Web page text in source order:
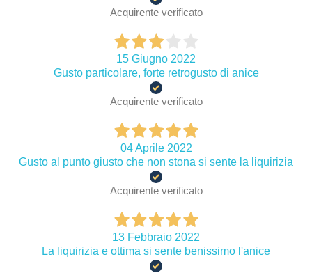
Acquirente verificato
15 Giugno 2022
Gusto particolare, forte retrogusto di anice
Acquirente verificato
04 Aprile 2022
Gusto al punto giusto che non stona si sente la liquirizia
Acquirente verificato
13 Febbraio 2022
La liquirizia e ottima si sente benissimo l'anice